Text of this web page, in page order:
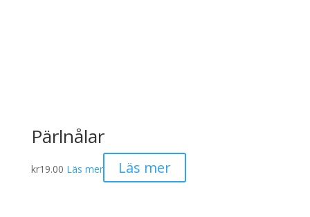
Pärlnålar
kr19.00 Läs mer Läs mer